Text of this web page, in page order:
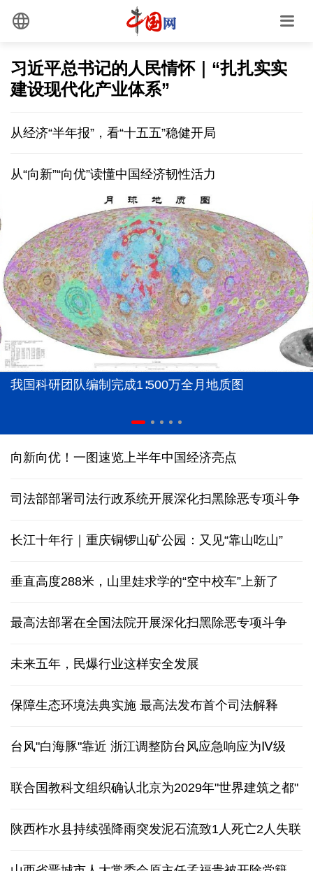
习近平总书记的人民情怀｜“扎扎实实
建设现代化产业体系”
从经济“半年报”，看“十五五”稳健开局
从“向新”“向优”读懂中国经济韧性活力
我国科研团队编制完成1∶500万全月地质图
向新向优！一图速览上半年中国经济亮点
司法部部署司法行政系统开展深化扫黑除恶专项斗争
长江十年行｜重庆铜锣山矿公园：又见“靠山吃山”
垂直高度288米，山里娃求学的“空中校车”上新了
最高法部署在全国法院开展深化扫黑除恶专项斗争
未来五年，民爆行业这样安全发展
保障生态环境法典实施 最高法发布首个司法解释
台风"白海豚"靠近 浙江调整防台风应急响应为Ⅳ级
联合国教科文组织确认北京为2029年"世界建筑之都"
陕西柞水县持续强降雨突发泥石流致1人死亡2人失联